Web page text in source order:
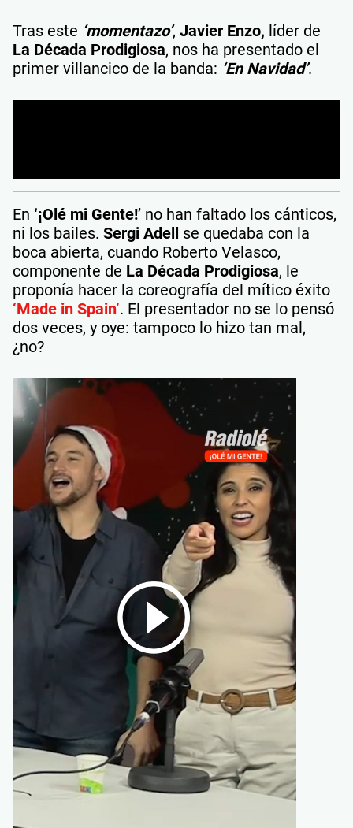
Tras este ‘momentazo’, Javier Enzo, líder de
La Década Prodigiosa, nos ha presentado el
primer villancico de la banda: ‘En Navidad’.
En ‘¡Olé mi Gente!’ no han faltado los cánticos,
ni los bailes. Sergi Adell se quedaba con la
boca abierta, cuando Roberto Velasco,
componente de La Década Prodigiosa, le
proponía hacer la coreografía del mítico éxito
‘Made in Spain’. El presentador no se lo pensó
dos veces, y oye: tampoco lo hizo tan mal,
¿no?